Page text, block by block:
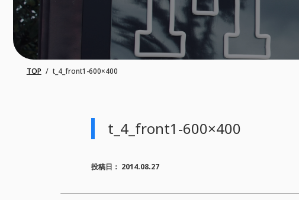
TOP t_4_front1-600×400
t_4_front1-600×400
投稿日： 2014.08.27